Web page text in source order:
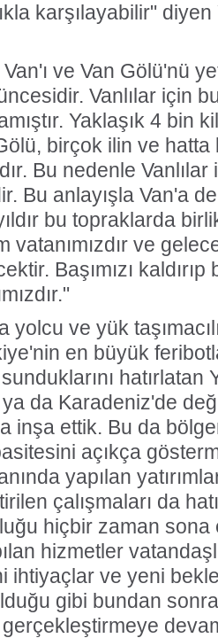
karşılayabilir" diyen
ve Van Gölü'nü
Vanlılar için
Yaklaşık 4 bin
birçok ilin ve hatta
Bu nedenle
Bu anlayışla Van'a
bu topraklarda
ve
Başımızı kaldırıp
yolcu ve yük
en büyük
hatırlatan
da Karadeniz'de
inşa ettik. Bu da
açıkça
yapılan
çalışmaları da
hiçbir zaman sona
hizmetler
ihtiyaçlar ve yeni
gibi bundan
gerçekleştirmeye